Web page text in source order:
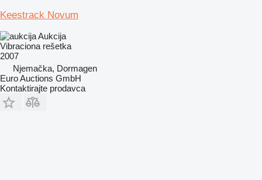
Keestrack Novum
Aukcija
Vibraciona rešetka
2007
Njemačka, Dormagen
Euro Auctions GmbH
Kontaktirajte prodavca